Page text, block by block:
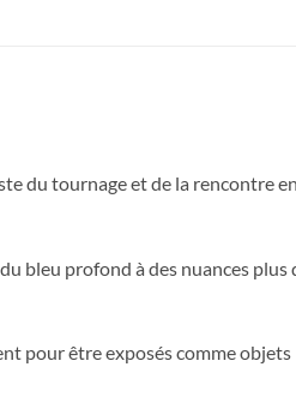
du tournage et de la rencontre
bleu profond à des nuances plus
pour être exposés comme objets